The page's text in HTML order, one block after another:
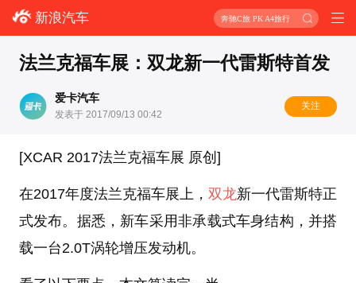
新浪汽车 奔驰C旅 PK A4旅行
法兰克福车展：双龙新一代雷斯特首发
爱卡汽车
发表于 2017/09/13 00:42
关注
[XCAR 2017法兰克福车展 原创]
在2017年度法兰克福车展上， 双龙新一代雷斯特正
式发布。据悉，新车采用非承载式车身结构，并搭
载一台2.0T涡轮增压发动机。